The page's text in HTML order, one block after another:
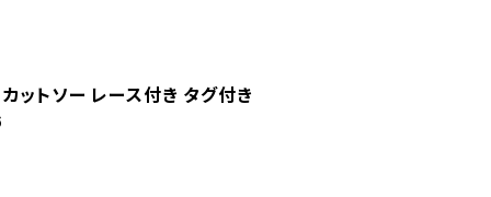
ットソー レース付き タグ付き